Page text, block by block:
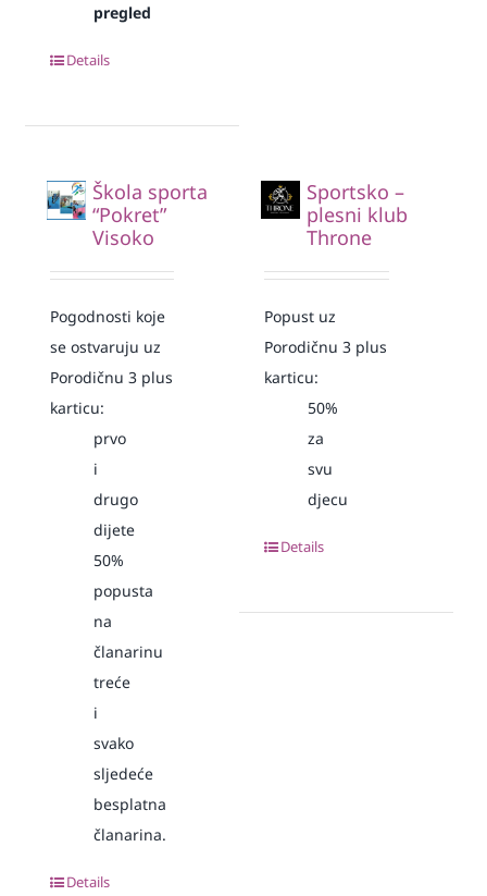
pregled
Details
Škola sporta
“Pokret”
Visoko
Pogodnosti koje
se ostvaruju uz
Porodičnu 3 plus
karticu:
prvo
i
drugo
dijete
50%
popusta
na
članarinu
treće
i
svako
sljedeće
besplatna
članarina.
Details
Sportsko –
plesni klub
Throne
Popust uz
Porodičnu 3 plus
karticu:
50%
za
svu
djecu
Details